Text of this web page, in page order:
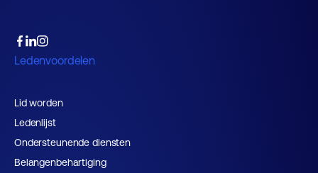
Ledenvoordelen
Lid worden
Ledenlijst
Ondersteunende diensten
Belangenbehartiging